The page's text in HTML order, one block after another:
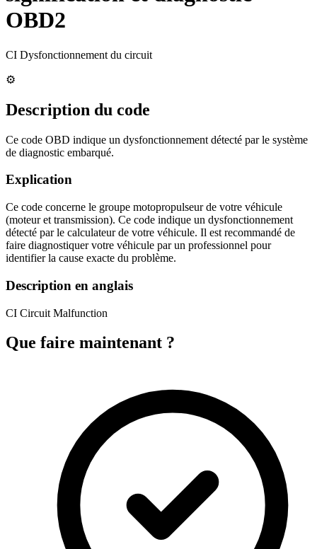
OBD2
CI Dysfonctionnement du circuit
⚙️
Description du code
Ce code OBD indique un dysfonctionnement détecté par le système
de diagnostic embarqué.
Explication
Ce code concerne le groupe motopropulseur de votre véhicule
(moteur et transmission). Ce code indique un dysfonctionnement
détecté par le calculateur de votre véhicule. Il est recommandé de
faire diagnostiquer votre véhicule par un professionnel pour
identifier la cause exacte du problème.
Description en anglais
CI Circuit Malfunction
Que faire maintenant ?